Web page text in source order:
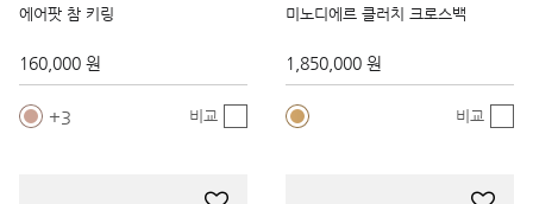
에어팟 참 키링
160,000 원
3 비교
미노디에르 클러치 크로스백
1,850,000 원
비교